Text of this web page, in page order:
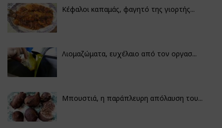
Κέφαλοι καπαμάς, φαγητό της γιορτής...
Λιομαζώματα, ευχέλαιο από τον οργασ...
Μπουστιά, η παράπλευρη απόλαυση του...